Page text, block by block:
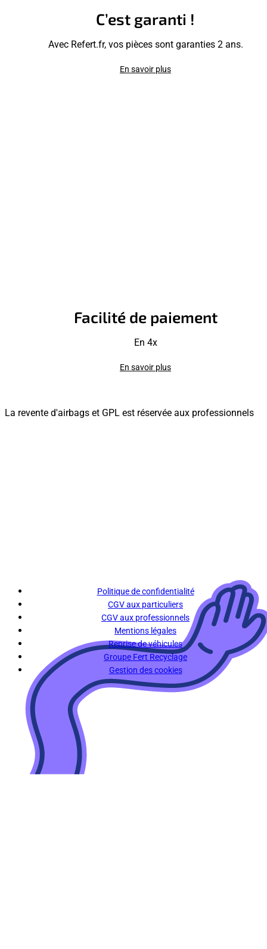
C’est garanti !
Avec Refert.fr, vos pièces sont garanties 2 ans.
En savoir plus
Facilité de paiement
En 4x
En savoir plus
La revente d'airbags et GPL est réservée aux professionnels
Politique de confidentialité
CGV aux particuliers
CGV aux professionnels
Mentions légales
Reprise de véhicules
Groupe Fert Recyclage
Gestion des cookies